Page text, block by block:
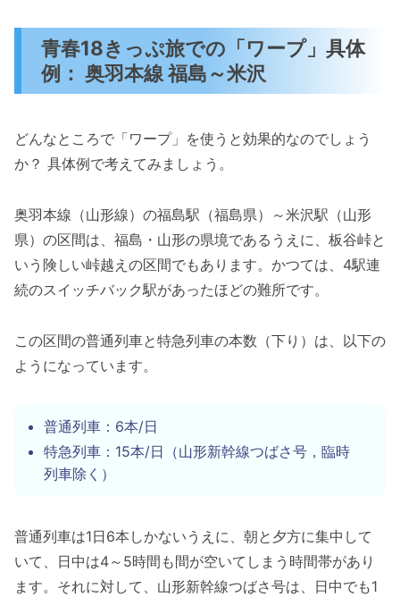
青春18きっぷ旅での「ワープ」具体
例： 奥羽本線 福島～米沢
どんなところで「ワープ」を使うと効果的なのでしょう
か？ 具体例で考えてみましょう。
奥羽本線（山形線）の福島駅（福島県）～米沢駅（山形
県）の区間は、福島・山形の県境であるうえに、板谷峠と
いう険しい峠越えの区間でもあります。かつては、4駅連
続のスイッチバック駅があったほどの難所です。
この区間の普通列車と特急列車の本数（下り）は、以下の
ようになっています。
普通列車：6本/日
特急列車：15本/日（山形新幹線つばさ号，臨時
列車除く）
普通列車は1日6本しかないうえに、朝と夕方に集中して
いて、日中は4～5時間も間が空いてしまう時間帯があり
ます。それに対して、山形新幹線つばさ号は、日中でも1